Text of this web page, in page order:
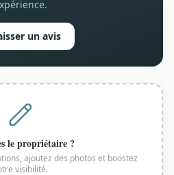
un avis
le propriétaire ?
ajoutez des photos et boostez
visibilité.